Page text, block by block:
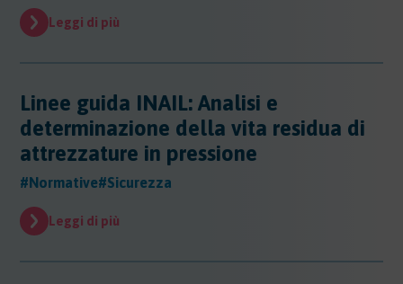
Regioni - Calabria
Regioni - Friuli Venezia Giulia
Regioni - Lazio
Regioni - Liguria
Regioni - Lombardia
Regioni - Marche
Regioni - Piemonte
Sentenze
Sicurezza
Sicurezza - PED
Sicurezza - DPI
Sicurezza - Macchine
Sicurezza - Rischio chimico
Sicurezza - Stress Lavoro-Correlato
Sostanze
Sostanze - Pericolose
Sostanze - Trasporto Merci
Sostanze - Schede di Sicurezza
Sostenibilita
Sostenibilità
Trasporti
Trasporti
Leggi di più
Linee guida INAIL: Analisi e
determinazione della vita residua di
attrezzature in pressione
#Normative#Sicurezza
Leggi di più